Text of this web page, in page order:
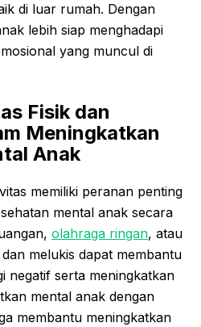
di luar rumah. Dengan
lebih siap menghadapi
yang muncul di
Fisik dan
Meningkatkan
Anak
memiliki peranan penting
mental anak secara
olahraga ringan, atau
melukis dapat membantu
negatif serta meningkatkan
mental anak dengan
membantu meningkatkan